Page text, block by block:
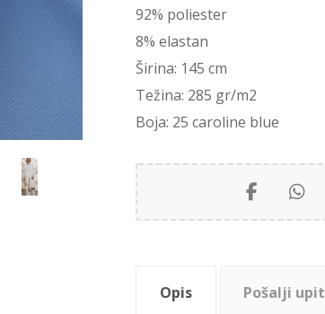
92% poliester
8% elastan
Širina: 145 cm
Težina: 285 gr/m2
Boja: 25 caroline blue
Opis Pošalji upit